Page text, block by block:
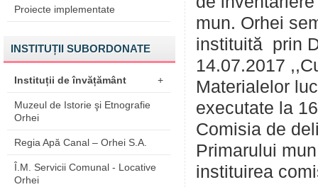
Proiecte implementate
INSTITUȚII SUBORDONATE
Instituții de învățământ +
Muzeul de Istorie şi Etnografie
Orhei
Regia Apă Canal – Orhei S.A.
Î.M. Servicii Comunal - Locative
Orhei
mun. Orhei
instituită prin
14.07.2017
Materialelor
executate la
Comisia de
Primarului
instituirea